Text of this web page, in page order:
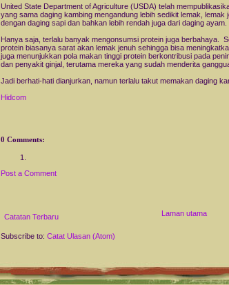
United State Department of Agriculture (USDA) telah
yang sama daging kambing mengandung lebih sedikit lemak, lemak
dengan daging sapi dan bahkan lebih rendah juga dari daging ayam.
Hanya saja, terlalu banyak mengonsumsi protein juga berbahaya.
protein biasanya sarat akan lemak jenuh sehingga bisa
juga menunjukkan pola makan tinggi protein berkontribusi pada
dan penyakit ginjal, terutama mereka yang sudah menderita
Jadi berhati-hati dianjurkan, namun terlalu takut memakan daging
Hidcom
0 Comments:
Post a Comment
Catatan Terbaru Laman utama
Subscribe to: Catat Ulasan (Atom)